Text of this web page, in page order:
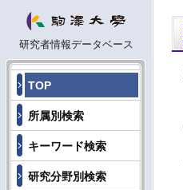
研究者情報データベース
TOP
所属別検索
キーワード検索
研究分野別検索